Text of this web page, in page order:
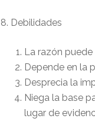
8. Debilidades
La razón
Depende en la
Desprecia la
Niega la base
lugar de